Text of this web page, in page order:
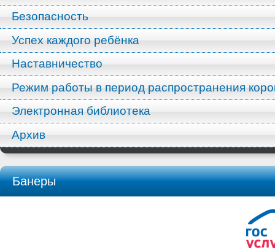
Безопасность
Успех каждого ребёнка
Наставничество
Режим работы в период распространения
Электронная библиотека
Архив
Банеры